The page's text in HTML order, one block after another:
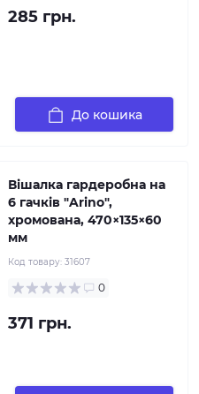
285 грн.
До кошика
Вішалка гардеробна на
6 гачків "Arino",
хромована, 470×135×60
мм
Код товару: 31607
0
371 грн.